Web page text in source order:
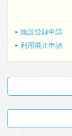
施設登録申請
利用廃止申請